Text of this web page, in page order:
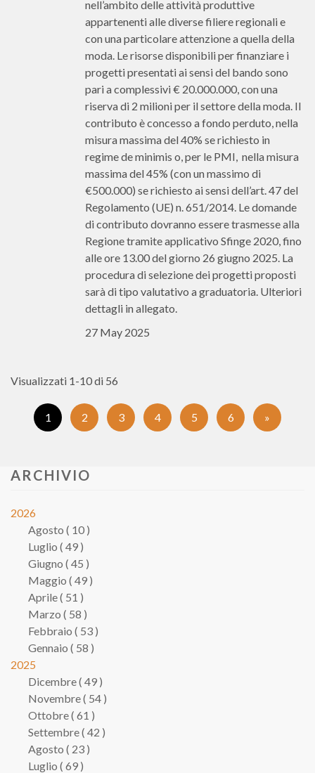
nell’ambito delle attività produttive
appartenenti alle diverse filiere regionali e
con una particolare attenzione a quella della
moda. Le risorse disponibili per finanziare i
progetti presentati ai sensi del bando sono
pari a complessivi € 20.000.000, con una
riserva di 2 milioni per il settore della moda. Il
contributo è concesso a fondo perduto, nella
misura massima del 40% se richiesto in
regime de minimis o, per le PMI, nella misura
massima del 45% (con un massimo di
€500.000) se richiesto ai sensi dell’art. 47 del
Regolamento (UE) n. 651/2014. Le domande
di contributo dovranno essere trasmesse alla
Regione tramite applicativo Sfinge 2020, fino
alle ore 13.00 del giorno 26 giugno 2025. La
procedura di selezione dei progetti proposti
sarà di tipo valutativo a graduatoria. Ulteriori
dettagli in allegato.
27 May 2025
Visualizzati 1-10 di 56
1
(Pagina
corrente)
2 3 4 5 6 »
ARCHIVIO
2026
Agosto ( 10 )
Luglio ( 49 )
Giugno ( 45 )
Maggio ( 49 )
Aprile ( 51 )
Marzo ( 58 )
Febbraio ( 53 )
Gennaio ( 58 )
2025
Dicembre ( 49 )
Novembre ( 54 )
Ottobre ( 61 )
Settembre ( 42 )
Agosto ( 23 )
Luglio ( 69 )